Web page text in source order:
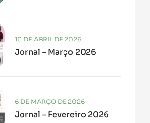
Jornal – Março 2026
10 DE ABRIL DE 2026
Jornal – Fevereiro 2026
6 DE MARÇO DE 2026